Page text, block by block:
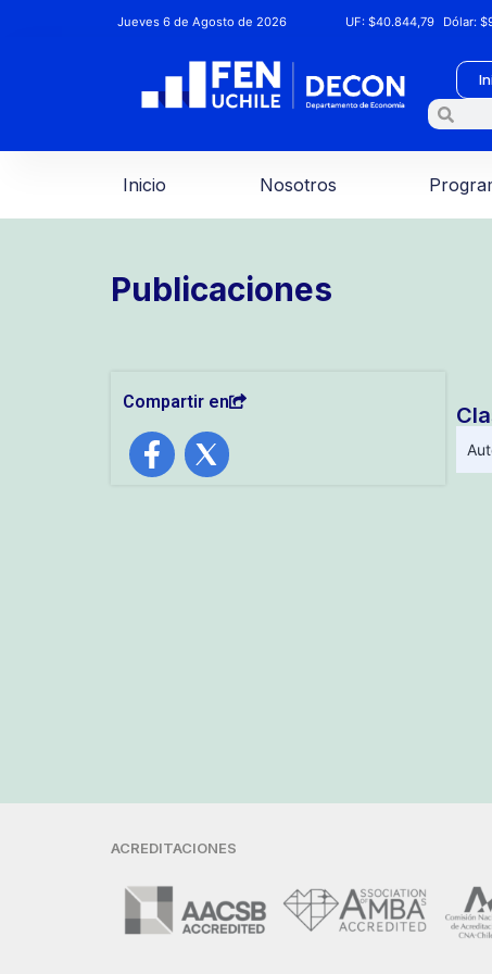
Jueves 6 de Agosto de 2026 UF:$40.844,79 Dólar:
Inicio Nosotros
Publicaciones
Compartir en
ACREDITACIONES